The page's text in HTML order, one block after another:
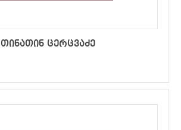
თინათინ ცერცვაძე